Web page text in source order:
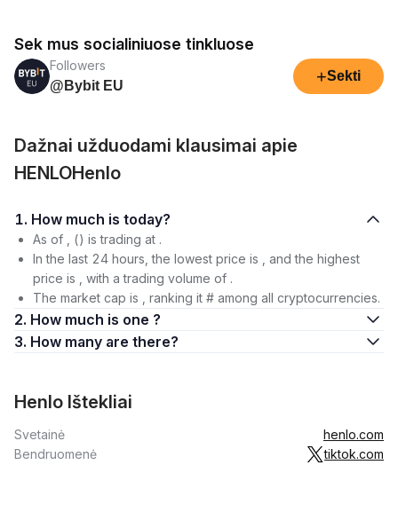
Sek mus socialiniuose tinkluose
Followers
@Bybit EU
+Sekti
Dažnai užduodami klausimai apie
HENLOHenlo
1. How much is today?
As of , () is trading at .
In the last 24 hours, the lowest price is , and the highest
price is , with a trading volume of .
The market cap is , ranking it # among all cryptocurrencies.
2. How much is one ?
3. How many are there?
Henlo Ištekliai
Svetainė
henlo.com
Bendruomenė
tiktok.com